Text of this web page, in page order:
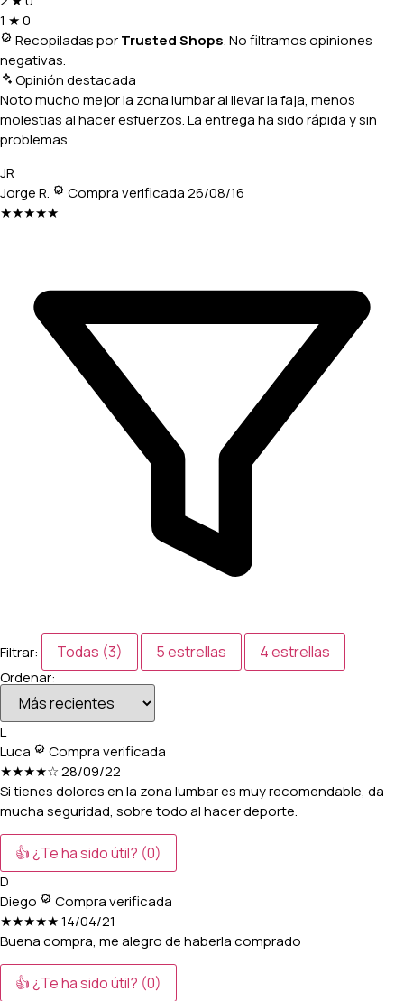
1 ★0
Recopiladas porTrusted Shops. No filtramos opiniones
negativas.
Opinión destacada
Noto mucho mejor la zona lumbar al llevar la faja, menos
molestias al hacer esfuerzos. La entrega ha sido rápida y sin
problemas.
JR
Jorge R.
Compra verificada26/08/16
★★★★★
Filtrar: Todas (3) 5 estrellas 4 estrellas
Ordenar:
L
Luca
Compra verificada
★★★★☆28/09/22
Si tienes dolores en la zona lumbar es muy recomendable, da
mucha seguridad, sobre todo al hacer deporte.
👍 ¿Te ha sido útil? (0)
D
Diego
Compra verificada
★★★★★14/04/21
Buena compra, me alegro de haberla comprado
👍 ¿Te ha sido útil? (0)